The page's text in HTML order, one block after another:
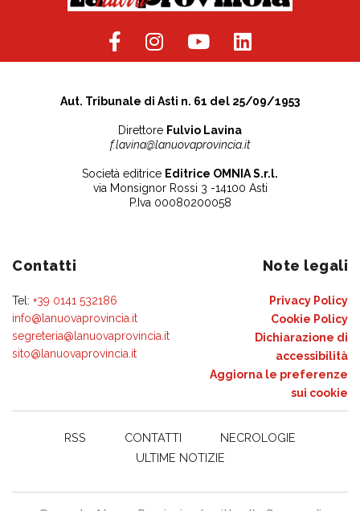
Aut. Tribunale di Asti n. 61 del 25/09/1953
Direttore Fulvio Lavina
f.lavina@lanuovaprovincia.it
Società editrice Editrice OMNIA S.r.l.
via Monsignor Rossi 3 -14100 Asti
P.Iva 00080200058
Contatti
Tel: +39 0141 532186
info@lanuovaprovincia.it
segreteria@lanuovaprovincia.it
sito@lanuovaprovincia.it
Note legali
Privacy Policy
Cookie Policy
Dichiarazione di
accessibilità
Aggiorna le preferenze
sui cookie
RSS CONTATTI
NECROLOGIE
ULTIME NOTIZIE